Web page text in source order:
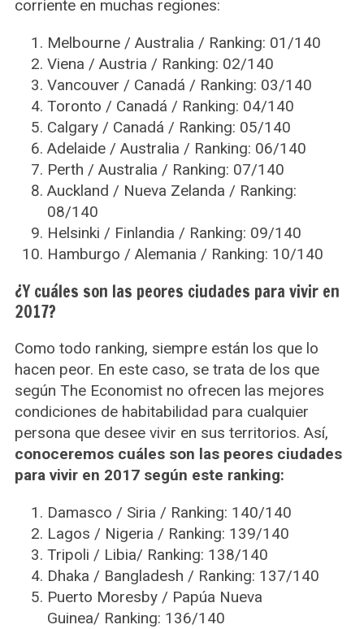
corriente en muchas regiones:
Melbourne / Australia / Ranking: 01/140
Viena / Austria / Ranking: 02/140
Vancouver / Canadá / Ranking: 03/140
Toronto / Canadá / Ranking: 04/140
Calgary / Canadá / Ranking: 05/140
Adelaide / Australia / Ranking: 06/140
Perth / Australia / Ranking: 07/140
Auckland / Nueva Zelanda / Ranking:
08/140
Helsinki / Finlandia / Ranking: 09/140
Hamburgo / Alemania / Ranking: 10/140
¿Y cuáles son las peores ciudades para vivir en
2017?
Como todo ranking, siempre están los que lo
hacen peor. En este caso, se trata de los que
según The Economist no ofrecen las mejores
condiciones de habitabilidad para cualquier
persona que desee vivir en sus territorios. Así,
conoceremos cuáles son las peores ciudades
para vivir en 2017 según este ranking:
Damasco / Siria / Ranking: 140/140
Lagos / Nigeria / Ranking: 139/140
Tripoli / Libia/ Ranking: 138/140
Dhaka / Bangladesh / Ranking: 137/140
Puerto Moresby / Papúa Nueva
Guinea/ Ranking: 136/140